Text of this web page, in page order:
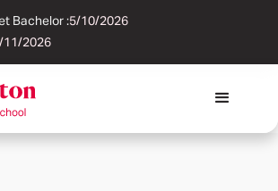
Bachelor :5/10/2026
11/2026